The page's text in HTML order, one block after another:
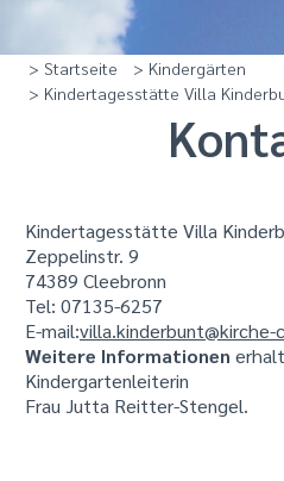
> Startseite
> Kindergärten
> Kindertagesstätte Villa
Kindertagesstätte Villa
Zeppelinstr. 9
74389 Cleebronn
Tel: 07135-6257
E-mail:villa.kinderbunt@kirche-
Weitere Informationen
Kindergartenleiterin
Frau Jutta Reitter-Stengel.